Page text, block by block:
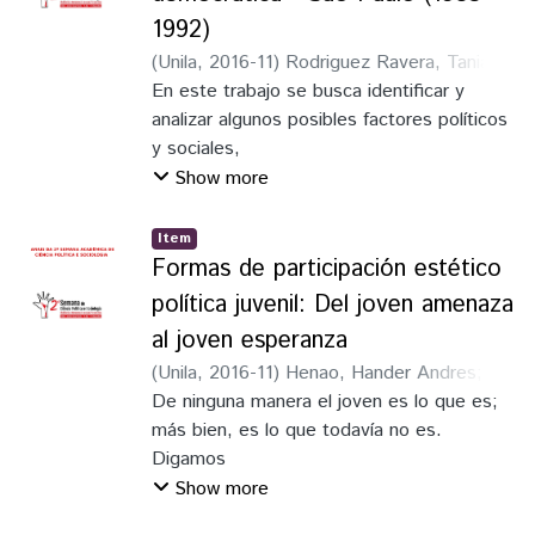
1992)
(Unila, 2016-11) Rodriguez Ravera, Tania
Soares, Daniel Paiva;Ueda, Eduardo
Gonçalves;Aver, Gabriel Pancera;Alberti,
Giovana Paula
Oliveira, Tabata De
En este trabajo se busca identificar y
analizar algunos posibles factores políticos
y sociales,
que permitan comprender las
contribuyeron para que
ocurriera la rebelión y la masacre del 02 de
octubre de 1992 en la Casa de Detenção
de São
Paulo, denominada Carandirú.
Consideramos que la misma debe ser
comprendida dentro de
las relaciones establecidas en un período
de crisis social y política, por lo que este
trabajo
Show more
Item
Formas de participación estético
política juvenil: Del joven amenaza
al joven esperanza
(Unila, 2016-11) Henao, Hander Andres
Maula González, María ;Osorio, Luz
Adriana;Soares, Daniel Paiva; Ueda,
Eduardo Gonçalves
Alberti, Giovana Paula
De ninguna manera el joven es lo que es;
más bien, es lo que todavía no es.
Digamos
que solo eligiendo el Joven se da un Ser. El
Show more